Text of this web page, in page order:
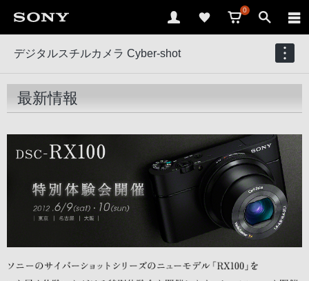
0
デジタルスチルカメラ Cyber-shot
最新情報